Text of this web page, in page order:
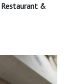
Restaurant &